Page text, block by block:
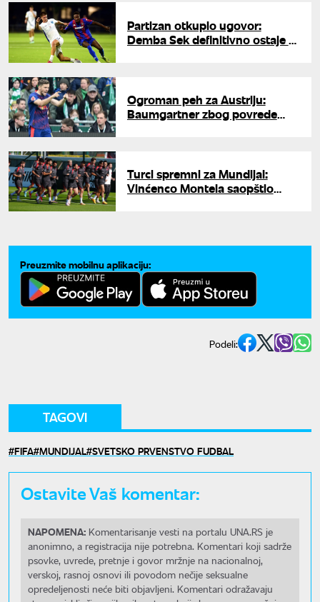
Partizan otkupio ugovor:
Demba Sek definitivno ostaje u
Ogroman peh za Austriju:
Baumgartner zbog povrede
Turci spremni za Mundijal:
Vinćenco Montela saopštio
Preuzmite mobilnu aplikaciju:
Podeli:
TAGOVI
FIFA MUNDIJAL SVETSKO PRVENSTVO FUDBAL
Ostavite Vaš komentar:
NAPOMENA: Komentarisanje vesti na portalu UNA.RS je
anonimno, a registracija nije potrebna. Komentari koji sadrže
psovke, uvrede, pretnje i govor mržnje na nacionalnoj,
verskoj, rasnoj osnovi ili povodom nečije seksualne
opredeljenosti neće biti objavljeni. Komentari odražavaju